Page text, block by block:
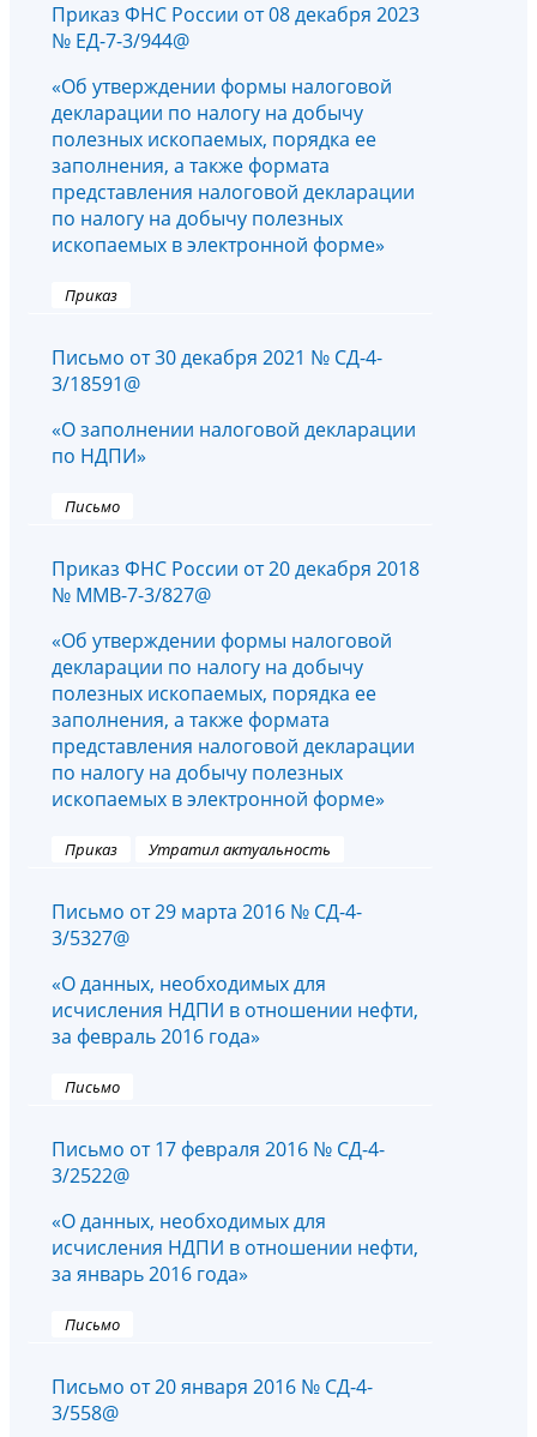
Приказ ФНС России от 08 декабря 2023
№ ЕД-7-3/944@
«Об утверждении формы налоговой
декларации по налогу на добычу
полезных ископаемых, порядка ее
заполнения, а также формата
представления налоговой декларации
по налогу на добычу полезных
ископаемых в электронной форме»
Приказ
Письмо от 30 декабря 2021 № СД-4-
3/18591@
«О заполнении налоговой декларации
по НДПИ»
Письмо
Приказ ФНС России от 20 декабря 2018
№ ММВ-7-3/827@
«Об утверждении формы налоговой
декларации по налогу на добычу
полезных ископаемых, порядка ее
заполнения, а также формата
представления налоговой декларации
по налогу на добычу полезных
ископаемых в электронной форме»
Приказ Утратил актуальность
Письмо от 29 марта 2016 № СД-4-
3/5327@
«О данных, необходимых для
исчисления НДПИ в отношении нефти,
за февраль 2016 года»
Письмо
Письмо от 17 февраля 2016 № СД-4-
3/2522@
«О данных, необходимых для
исчисления НДПИ в отношении нефти,
за январь 2016 года»
Письмо
Письмо от 20 января 2016 № СД-4-
3/558@